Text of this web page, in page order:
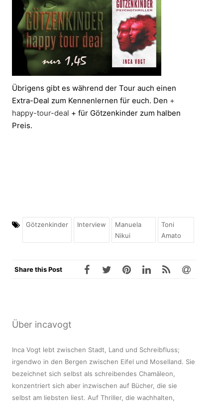
Übrigens gibt es während der Tour auch einen
Extra-Deal zum Kennenlernen für euch. Den +
happy-tour-deal + für Götzenkinder zum halben
Preis.
Götzenkinder Interview
Manuela
Nikui
Toni
Amato
Share this Post
Über incavogt
Inca Vogt lebt zwischen Stadt, Land und Schreibfluss;
irgendwo in den Bergen zwischen Eifel und Moselland. Sie
bezeichnet sich selbst als schreibendes Chamäleon,
konzentriert sich aber inzwischen auf Bücher, die sie
selbst am liebsten liest. Auf Thriller, die wachhalten,